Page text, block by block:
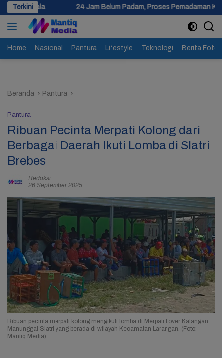
Langsung
ke
konten
Terkini
24 Jam Belum Padam, Proses Pemadaman Kebakaran Gudang
Home Nasional Pantura Lifestyle Teknologi Berita Foto
Beranda Pantura
Pantura
Ribuan Pecinta Merpati Kolong dari
Berbagai Daerah Ikuti Lomba di Slatri
Brebes
Redaksi
26 September 2025
Ribuan pecinta merpati kolong mengikuti lomba di Merpati Lover Kalangan
Manunggal Slatri yang berada di wilayah Kecamatan Larangan. (Foto:
Mantiq Media)